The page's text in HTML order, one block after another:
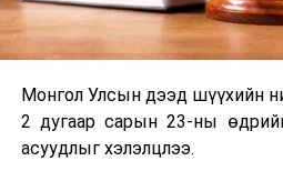
Монгол Улсын дээд шүүхийн
2 дугаар сарын 23-ны
асуудлыг хэлэлцлээ.